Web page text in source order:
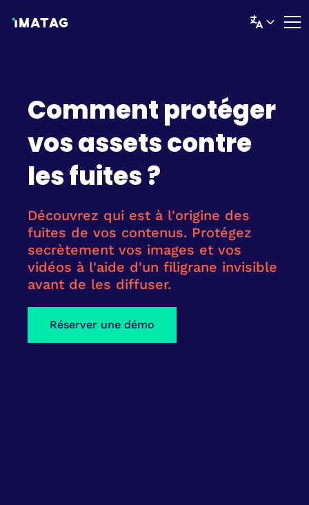
Comment protéger
vos assets contre
les fuites ?
Découvrez qui est à l'origine des
fuites de vos contenus. Protégez
secrètement vos images et vos
vidéos à l'aide d'un filigrane invisible
avant de les diffuser.
Réserver une démo